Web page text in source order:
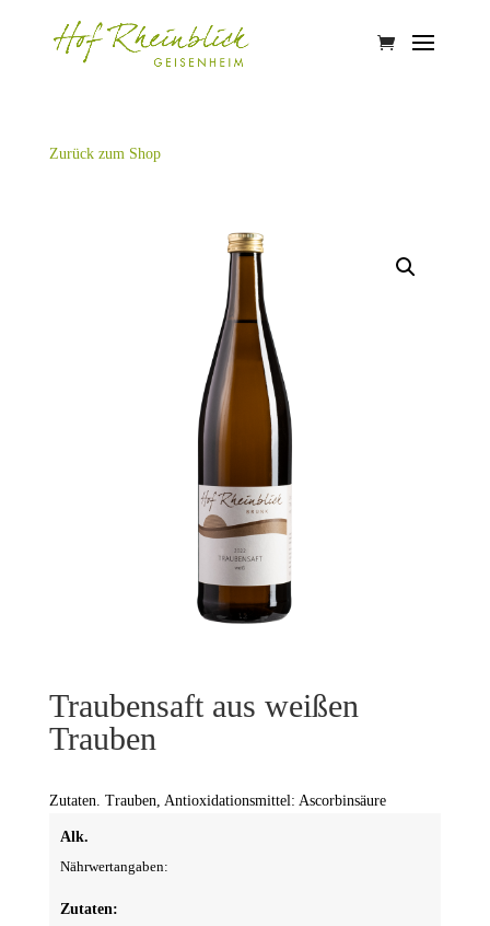
Zurück zum Shop
Traubensaft aus weißen
Trauben
Zutaten. Trauben, Antioxidationsmittel: Ascorbinsäure
Alk.
Nährwertangaben:
Zutaten: